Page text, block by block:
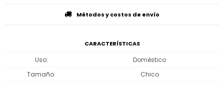
Métodos y costos de envío
CARACTERÍSTICAS
Uso
Doméstico
Tamaño
Chico